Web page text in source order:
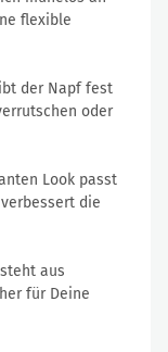
flexible
der Napf fest
oder
Look passt
die
aus
für Deine